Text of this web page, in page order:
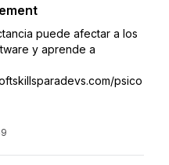
puede afectar a los
y aprende a
psico